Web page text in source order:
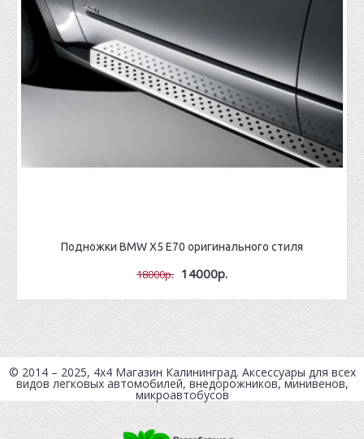
Подножки BMW X5 E70 оригинального стиля
18000р. 14000р.
© 2014 – 2025, 4x4 Магазин Калининград. Аксессуары для всех
видов легковых автомобилей, внедорожников, минивенов,
микроавтобусов